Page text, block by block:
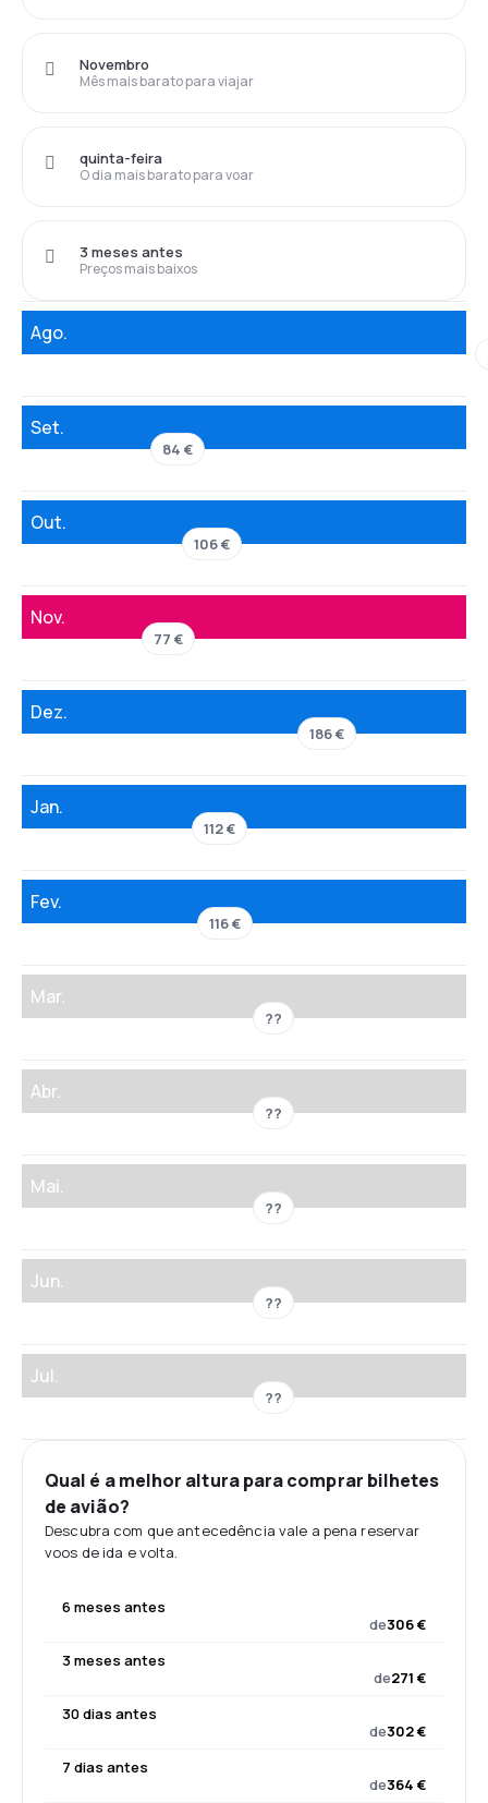
Mês mais barato para viajar
Novembro
O dia mais barato para voar
quinta-feira
Preços mais baixos
3 meses antes
Ago.
Set.
84 €
Out.
106 €
Nov.
77 €
Dez.
186 €
Jan.
112 €
Fev.
116 €
Mar.
??
Abr.
??
Mai.
??
Jun.
??
Jul.
??
Qual é a melhor altura para comprar bilhetes
de avião?
Descubra com que antecedência vale a pena reservar
voos de ida e volta.
6 meses antes
de306 €
3 meses antes
de271 €
30 dias antes
de302 €
7 dias antes
de364 €